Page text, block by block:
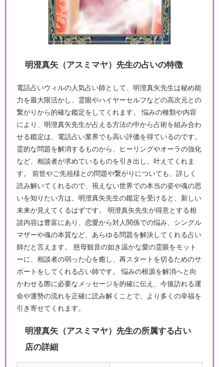
明澄真矢（アスミマヤ）先生の占いの特徴
電話占いウィルの人気占い師として、明澄真矢先生は秘め能
力を最大限活かし、霊眼やハイヤーセルフなどの高次元との
繋がりから的確な鑑定をしてくれます。 悩みの種類や内容
により、明澄真矢先生が占える方法の中から占術を組み合わ
せる鑑定は、電話占い業界でも高い評価を得ているのです。
霊的な問題を解消するものから、ヒーリングやオーラの強化
など、相談者が求めているものを引き出し、叶えてくれま
す。 前世やご先祖様との問題や繋がりについても、詳しく
読み解いてくれるので、視えない世界での本当の姿や魂の思
いを知りたい方は、明澄真矢先生の鑑定を受けると、新しい
未来が見えてくるはずです。 明澄真矢先生が得意とする相
談内容は豊富にあり、恋愛から対人関係での悩み、シングル
マザーや魂の本質など、あらゆる問題を解決してくれる占い
師だと言えます。 慈母観音の如き温かな愛の霊眼をモット
ーに、相談者の弱った心を癒し、再スタートを切るためのサ
ポートをしてくれる占い師です。 悩みの根源を解消へと向
かわせる際に必要なメッセージを的確に伝え、今後訪れる運
命や運勢の流れを正確に読み解くことで、より多くの幸福を
引き寄せてくれます。
明澄真矢（アスミマヤ）先生の所属する占い
店の詳細